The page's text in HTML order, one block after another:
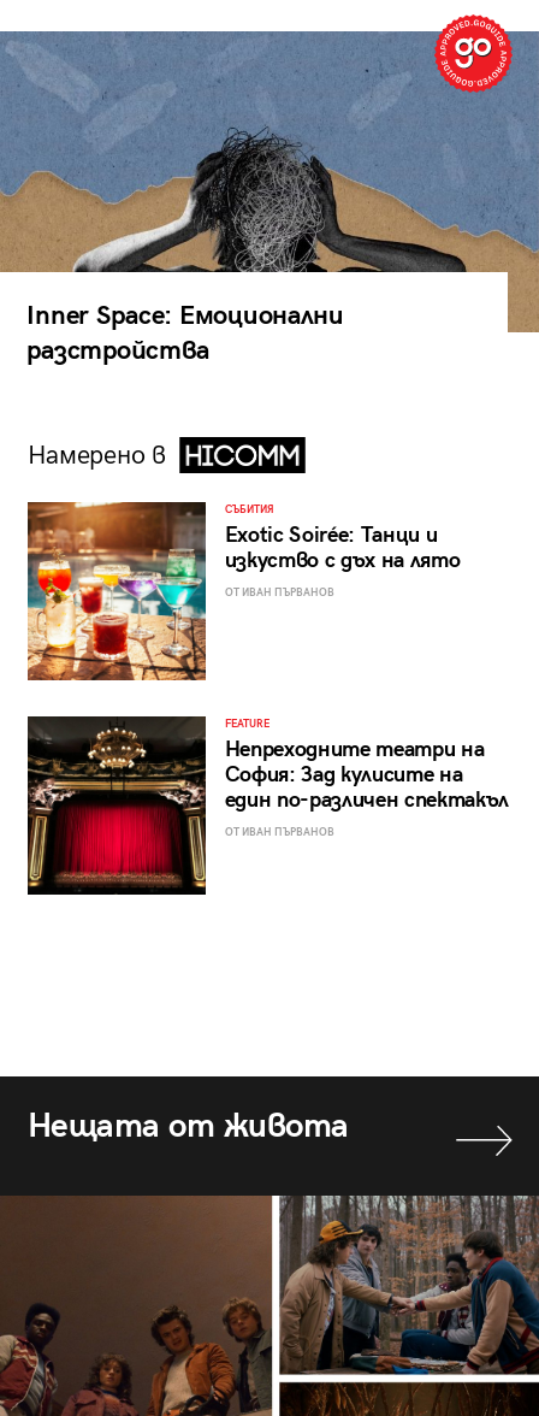
Inner Space: Емоционални
разстройства
Намерено в
СЪБИТИЯ
Exotic Soirée: Танци и
изкуство с дъх на лято
ОТ ИВАН ПЪРВАНОВ
FEATURE
Непреходните театри на
София: Зад кулисите на
един по-различен спектакъл
ОТ ИВАН ПЪРВАНОВ
Нещата от живота